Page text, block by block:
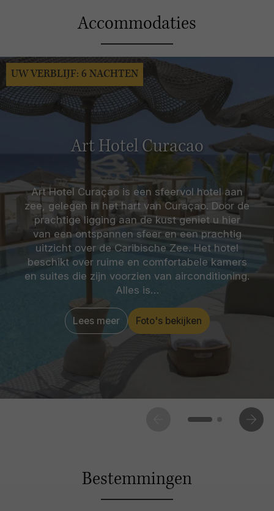
Accommodaties
Art Hotel Curacao
Art Hotel Curaçao is een sfeervol hotel aan
zee, gelegen in het hart van Curaçao. Door de
prachtige ligging aan de kust geniet u hier
van een ontspannen sfeer en een prachtig
uitzicht over de Caribische Zee. Het hotel
beschikt over ruime en comfortabele kamers
en suites die zijn voorzien van airconditioning.
Alles is…
Lees meer Foto's bekijken
UW VERBLIJF: 6 NACHTEN
Bestemmingen